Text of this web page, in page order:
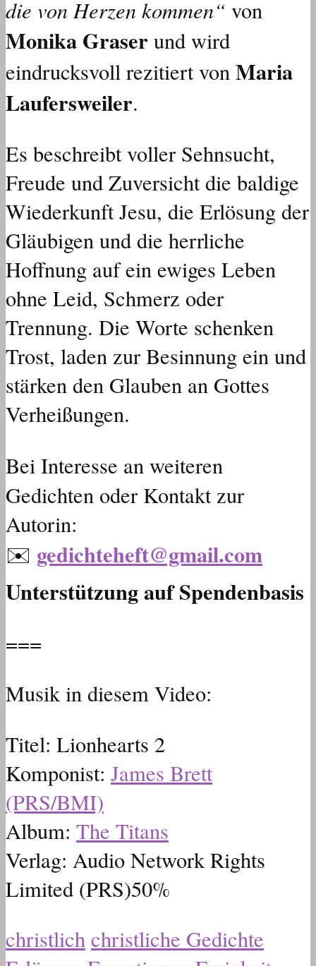
die von Herzen kommen“ von
Monika Graserund wird
eindrucksvoll rezitiert vonMaria
Laufersweiler.
Es beschreibt voller Sehnsucht,
Freude und Zuversicht die baldige
Wiederkunft Jesu, die Erlösung der
Gläubigen und die herrliche
Hoffnung auf ein ewiges Leben
ohne Leid, Schmerz oder
Trennung. Die Worte schenken
Trost, laden zur Besinnung ein und
stärken den Glauben an Gottes
Verheißungen.
Bei Interesse an weiteren
Gedichten oder Kontakt zur
Autorin:
✉️ gedichteheft@gmail.com
Unterstützung auf Spendenbasis
===
Musik in diesem Video:
Titel: Lionhearts 2
Komponist: James Brett
(PRS/BMI)
Album: The Titans
Verlag: Audio Network Rights
Limited (PRS)50%
christlichchristliche Gedichte